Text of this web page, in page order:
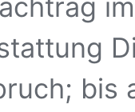
bis